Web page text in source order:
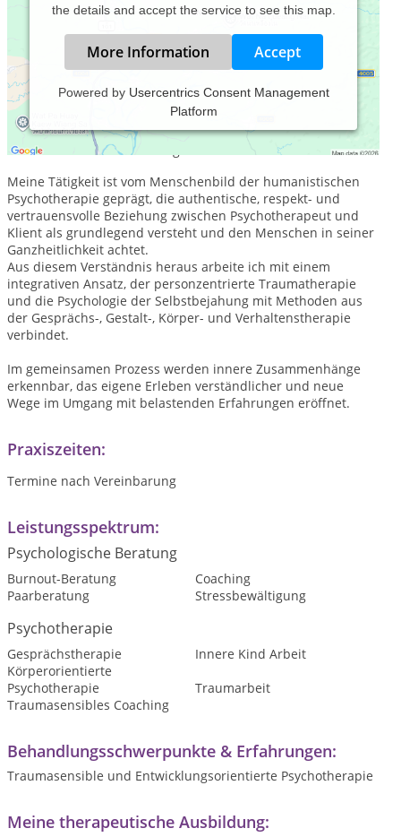
the details and accept the service to see this map.
More Information Accept
Powered by Usercentrics Consent Management
Platform
Als Heilpraktikerin für Psychotherapie begleite ich Menschen
in herausfordernden Lebensphasen und bei persönlichen
und beruflichen Entwicklungsthemen.
Meine Tätigkeit ist vom Menschenbild der humanistischen
Psychotherapie geprägt, die authentische, respekt- und
vertrauensvolle Beziehung zwischen Psychotherapeut und
Klient als grundlegend versteht und den Menschen in seiner
Ganzheitlichkeit achtet.
Aus diesem Verständnis heraus arbeite ich mit einem
integrativen Ansatz, der personzentrierte Traumatherapie
und die Psychologie der Selbstbejahung mit Methoden aus
der Gesprächs-, Gestalt-, Körper- und Verhaltenstherapie
verbindet.
Im gemeinsamen Prozess werden innere Zusammenhänge
erkennbar, das eigene Erleben verständlicher und neue
Wege im Umgang mit belastenden Erfahrungen eröffnet.
Praxiszeiten:
Termine nach Vereinbarung
Leistungsspektrum:
Psychologische Beratung
Burnout-Beratung
Coaching
Paarberatung
Stressbewältigung
Psychotherapie
Gesprächstherapie
Innere Kind Arbeit
Körperorientierte
Psychotherapie
Traumarbeit
Traumasensibles Coaching
Behandlungsschwerpunkte & Erfahrungen:
Traumasensible und Entwicklungsorientierte Psychotherapie
Meine therapeutische Ausbildung: